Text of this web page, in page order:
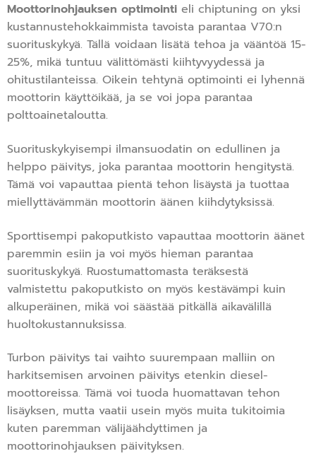
Moottorinohjauksen optimointi eli chiptuning on yksi
kustannustehokkaimmista tavoista parantaa V70:n
suorituskykyä. Tällä voidaan lisätä tehoa ja vääntöä 15-
25%, mikä tuntuu välittömästi kiihtyvyydessä ja
ohitustilanteissa. Oikein tehtynä optimointi ei lyhennä
moottorin käyttöikää, ja se voi jopa parantaa
polttoainetaloutta.
Suorituskykyisempi ilmansuodatin on edullinen ja
helppo päivitys, joka parantaa moottorin hengitystä.
Tämä voi vapauttaa pientä tehon lisäystä ja tuottaa
miellyttävämmän moottorin äänen kiihdytyksissä.
Sporttisempi pakoputkisto vapauttaa moottorin äänet
paremmin esiin ja voi myös hieman parantaa
suorituskykyä. Ruostumattomasta teräksestä
valmistettu pakoputkisto on myös kestävämpi kuin
alkuperäinen, mikä voi säästää pitkällä aikavälillä
huoltokustannuksissa.
Turbon päivitys tai vaihto suurempaan malliin on
harkitsemisen arvoinen päivitys etenkin diesel-
moottoreissa. Tämä voi tuoda huomattavan tehon
lisäyksen, mutta vaatii usein myös muita tukitoimia
kuten paremman välijäähdyttimen ja
moottorinohjauksen päivityksen.